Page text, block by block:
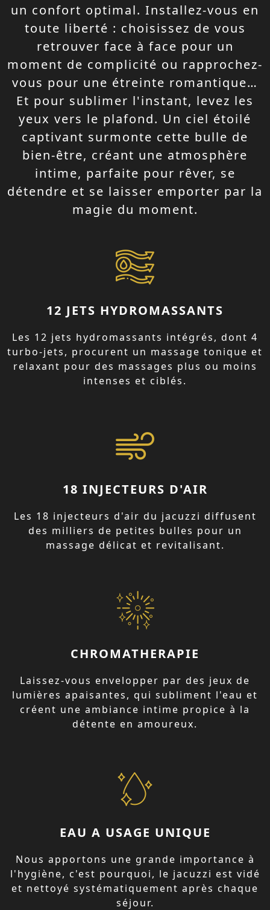
un confort optimal. Installez-vous en
toute liberté : choisissez de vous
retrouver face à face pour un
moment de complicité ou rapprochez-
vous pour une étreinte romantique…
Et pour sublimer l'instant, levez les
yeux vers le plafond. Un ciel étoilé
captivant surmonte cette bulle de
bien-être, créant une atmosphère
intime, parfaite pour rêver, se
détendre et se laisser emporter par la
magie du moment.
12 JETS HYDROMASSANTS
Les 12 jets hydromassants intégrés, dont 4
turbo-jets, procurent un massage tonique et
relaxant pour des massages plus ou moins
intenses et ciblés.
18 INJECTEURS D'AIR
Les 18 injecteurs d'air du jacuzzi diffusent
des milliers de petites bulles pour un
massage délicat et revitalisant.
CHROMATHERAPIE
Laissez-vous envelopper par des jeux de
lumières apaisantes, qui subliment l'eau et
créent une ambiance intime propice à la
détente en amoureux.
EAU A USAGE UNIQUE
Nous apportons une grande importance à
l'hygiène, c'est pourquoi, le jacuzzi est vidé
et nettoyé systématiquement après chaque
séjour.